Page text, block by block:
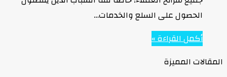
الحصول على السلع والخدمات…
أكمل القراءة »
المقالات المميزة